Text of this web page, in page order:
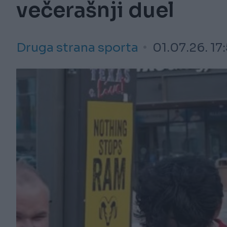
večerašnji duel
Druga strana sporta 01.07.26.